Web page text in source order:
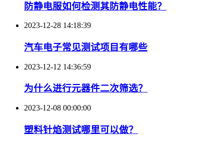
防静电服如何检测其防静电性能？
2023-12-28 14:18:39
汽车电子常见测试项目有哪些
2023-12-12 14:36:59
为什么进行元器件二次筛选？
2023-12-08 00:00:00
塑料针焰测试哪里可以做？